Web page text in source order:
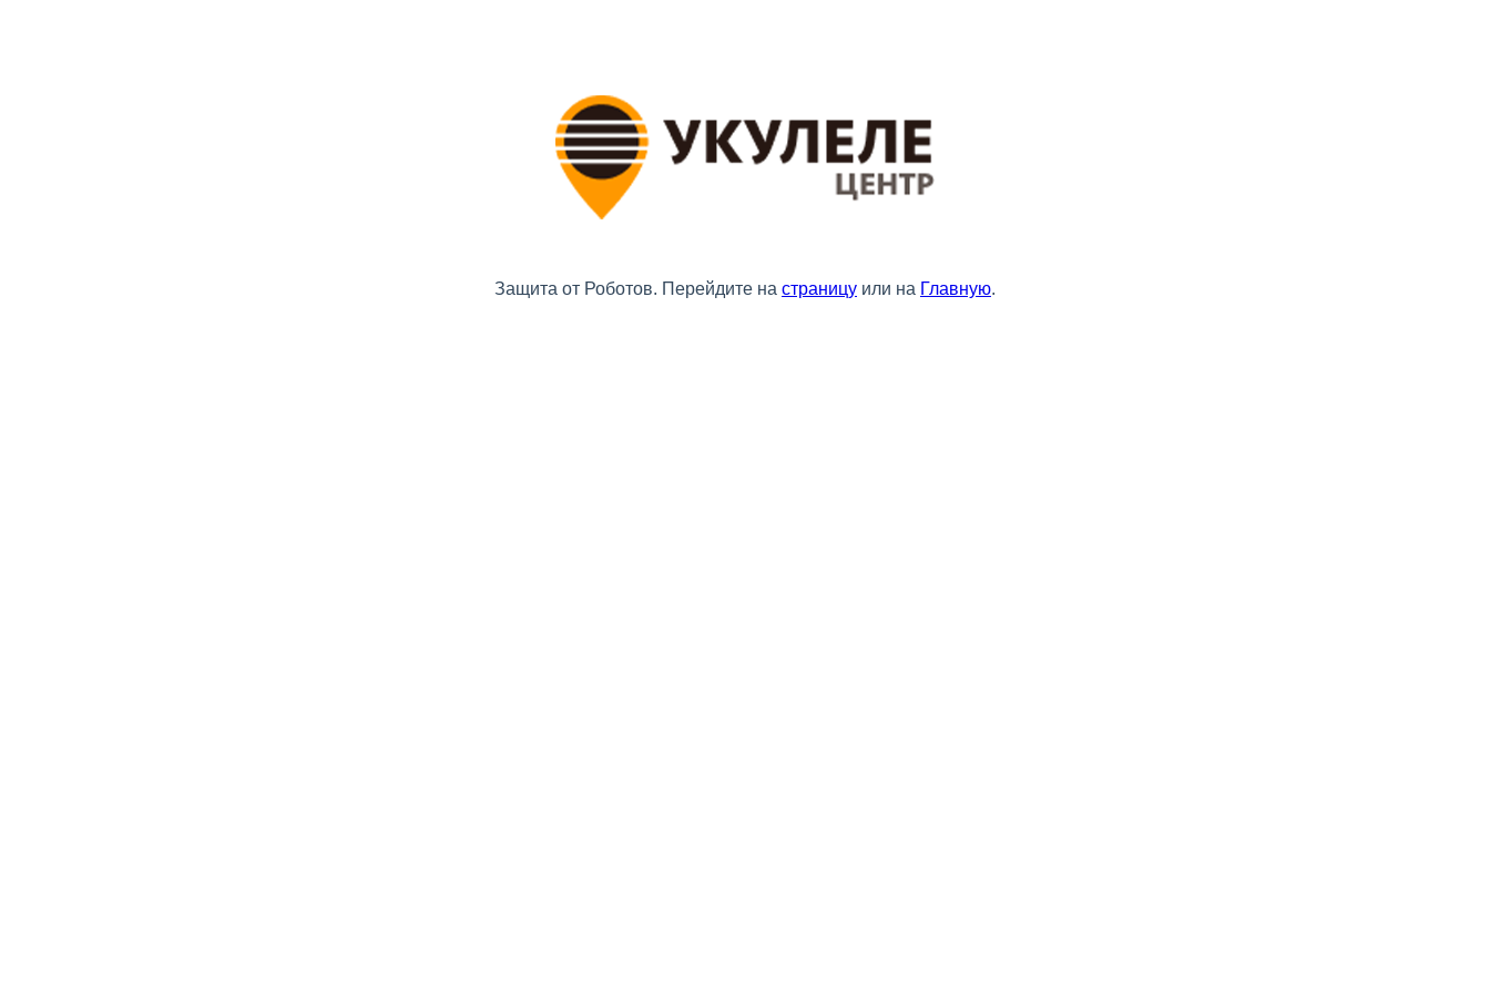
Защита от Роботов. Перейдите на страницу или на Главную.